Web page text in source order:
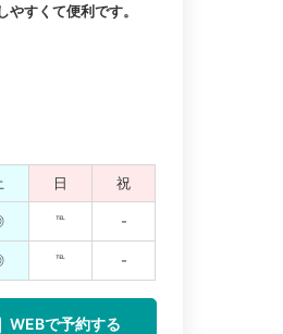
すくて便利です。
日 祝
℡ -
℡ -
WEBで予約する